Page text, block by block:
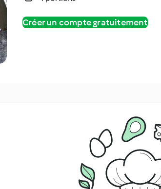
Créer un compte gratuitement